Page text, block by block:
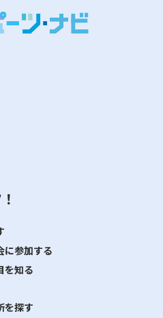
に参加する
を知る
を探す